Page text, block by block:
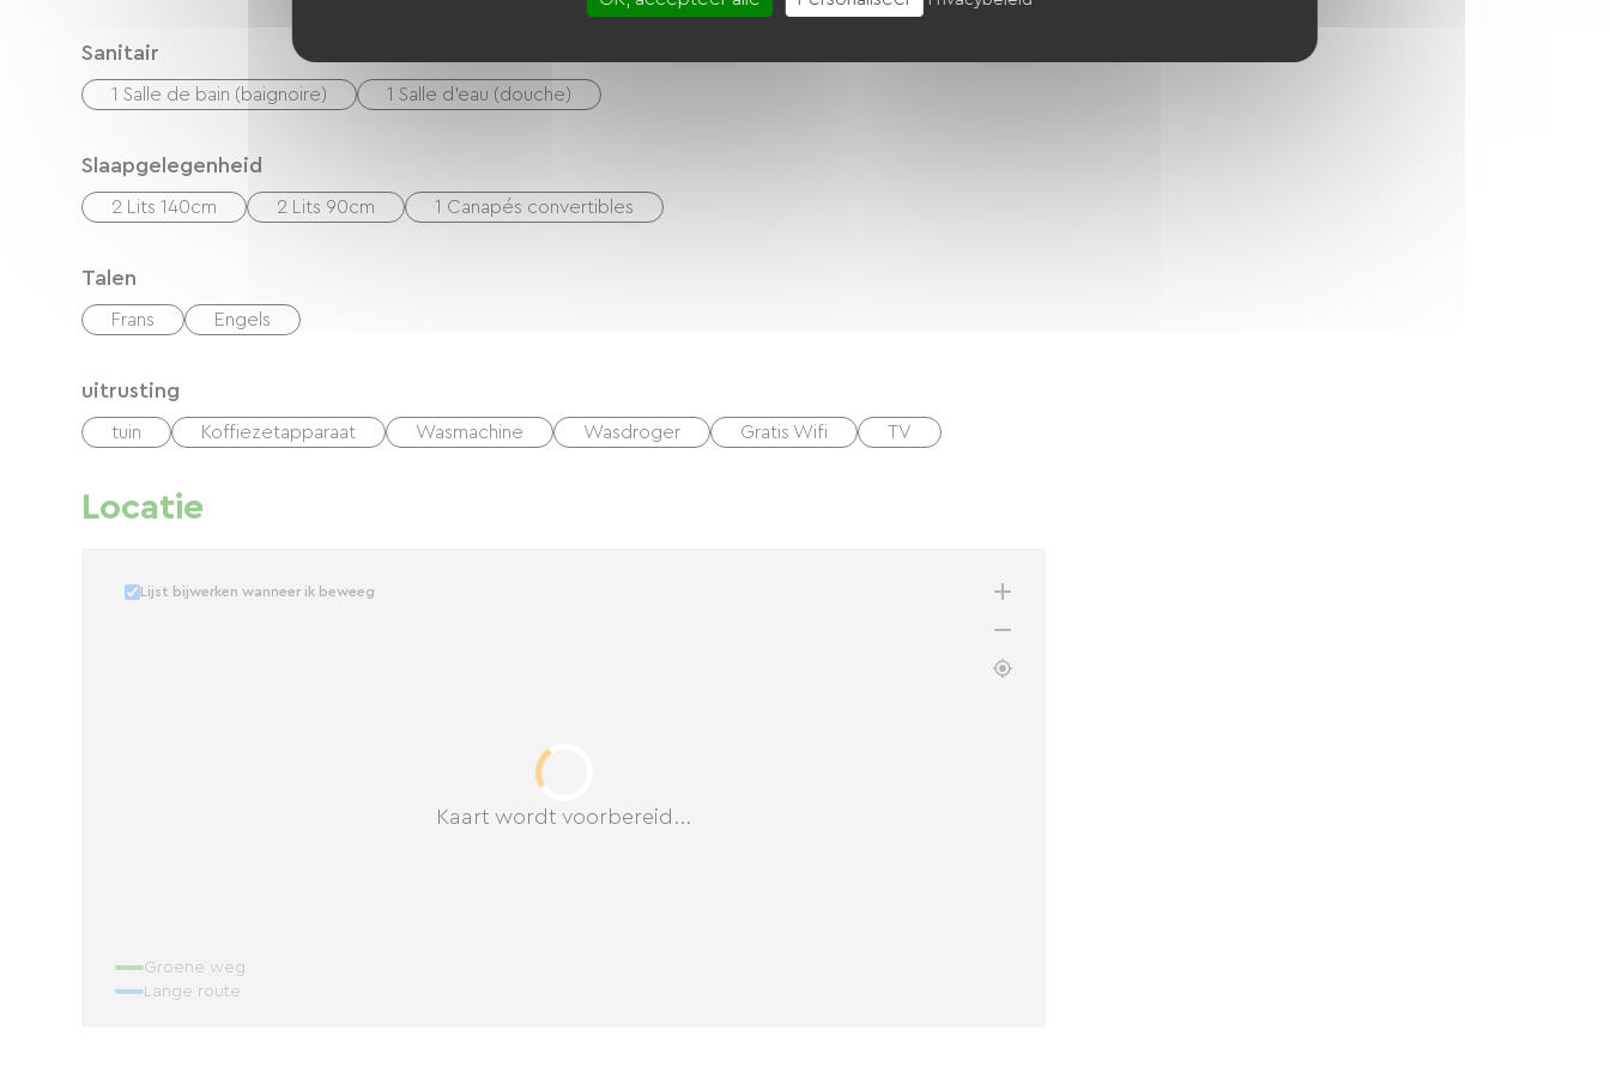
Sanitair
1 Salle de bain (baignoire) 1 Salle d'eau (douche)
Slaapgelegenheid
2 Lits 140cm 2 Lits 90cm 1 Canapés convertibles
Talen
Frans Engels
uitrusting
tuin Koffiezetapparaat Wasmachine Wasdroger Gratis Wifi TV
Locatie
Kaart wordt voorbereid...
Lijst bijwerken wanneer ik beweeg
Groene weg
Lange route